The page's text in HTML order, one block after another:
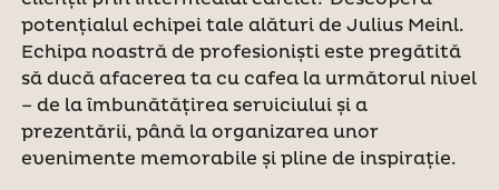
potențialul echipei tale alături de Julius Meinl.
Echipa noastră de profesioniști este pregătită
să ducă afacerea ta cu cafea la următorul nivel
– de la îmbunătățirea serviciului și a
prezentării, până la organizarea unor
evenimente memorabile și pline de inspirație.